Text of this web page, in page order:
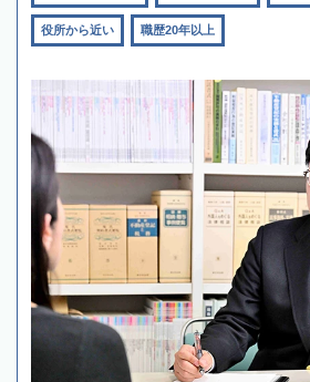
役所から近い 職歴20年以上